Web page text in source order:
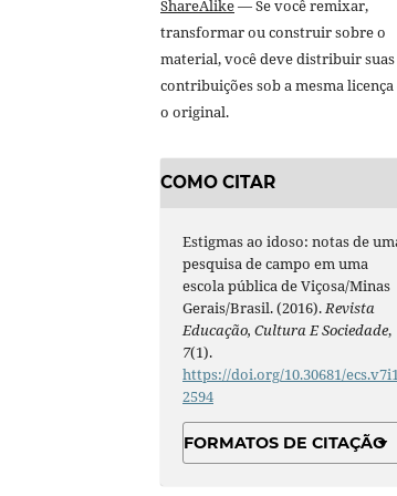
ShareAlike— Se você remixar,
transformar ou construir sobre o
material, você deve distribuir suas
contribuições sob a mesma licença
o original.
COMO CITAR
Estigmas ao idoso: notas de
pesquisa de campo em uma
escola pública de Viçosa/Minas
Gerais/Brasil. (2016).Revista
Educação, Cultura E Sociedade,
7(1).
https://doi.org/10.30681/
2594
FORMATOS DE CITAÇÃO